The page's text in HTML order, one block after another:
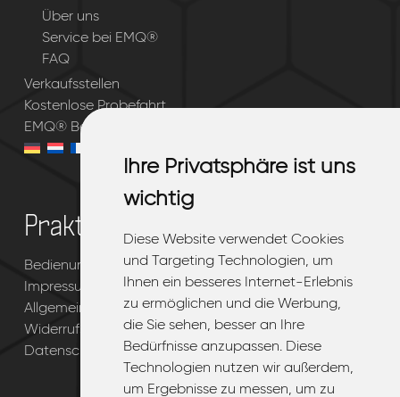
Ihre Privatsphäre ist uns
wichtig
Diese Website verwendet Cookies
und Targeting Technologien, um
Ihnen ein besseres Internet-Erlebnis
zu ermöglichen und die Werbung,
die Sie sehen, besser an Ihre
Bedürfnisse anzupassen. Diese
Technologien nutzen wir außerdem,
um Ergebnisse zu messen, um zu
Ihre Privatsphäre ist uns
wichtig
Diese Website verwendet Cookies
und Targeting Technologien, um
Ihnen ein besseres Internet-Erlebnis
zu ermöglichen und die Werbung,
die Sie sehen, besser an Ihre
Bedürfnisse anzupassen. Diese
Technologien nutzen wir außerdem,
um Ergebnisse zu messen, um zu
Über uns
Service bei EMQ®
FAQ
Verkaufsstellen
Kostenlose Probefahrt
EMQ® Bestellung
Praktisch
Bedienungsanleitung
Impressum
Allgemeine Geschaftsbedingungen
Widerrufsbelehrung
Datenschutzerklarung